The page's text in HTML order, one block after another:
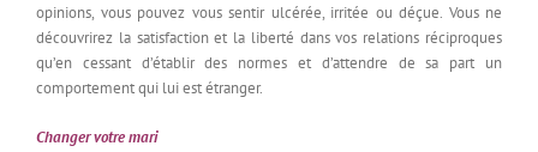
opinions, vous pouvez vous sentir ulcérée, irritée ou déçue. Vous ne
découvrirez la satisfaction et la liberté dans vos relations réciproques
qu’en cessant d’établir des normes et d’attendre de sa part un
comportement qui lui est étranger.
Changer votre mari